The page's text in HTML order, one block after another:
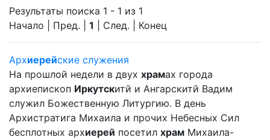
Результаты поиска 1 - 1 из 1
Начало | Пред. | 1 | След. | Конец
Архиерейские служения
На прошлой недели в двух храмах города
архиепископ Иркутскитй и Ангарскитй Вадим
служил Божественную Литургию. В день
Архистратига Михаила и прочих Небесных Сил
бесплотных архиерей посетил храм Михаила-